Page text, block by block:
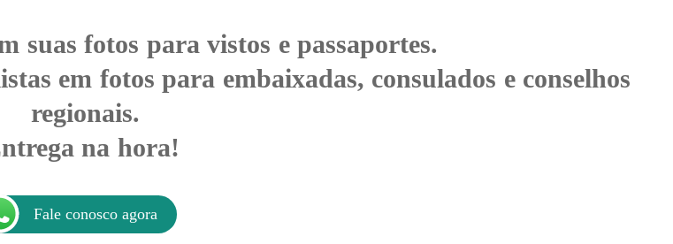
suas fotos para vistos e passaportes.
em fotos para embaixadas, consulados e conselhos
regionais.
na hora!
Fale conosco agora